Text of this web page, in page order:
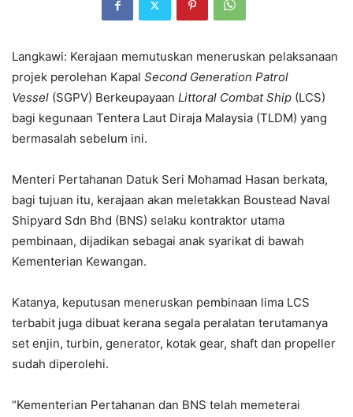
Langkawi: Kerajaan memutuskan meneruskan pelaksanaan
projek perolehan Kapal Second Generation Patrol
Vessel (SGPV) Berkeupayaan Littoral Combat Ship (LCS)
bagi kegunaan Tentera Laut Diraja Malaysia (TLDM) yang
bermasalah sebelum ini.
Menteri Pertahanan Datuk Seri Mohamad Hasan berkata,
bagi tujuan itu, kerajaan akan meletakkan Boustead Naval
Shipyard Sdn Bhd (BNS) selaku kontraktor utama
pembinaan, dijadikan sebagai anak syarikat di bawah
Kementerian Kewangan.
Katanya, keputusan meneruskan pembinaan lima LCS
terbabit juga dibuat kerana segala peralatan terutamanya
set enjin, turbin, generator, kotak gear, shaft dan propeller
sudah diperolehi.
“Kementerian Pertahanan dan BNS telah memeterai